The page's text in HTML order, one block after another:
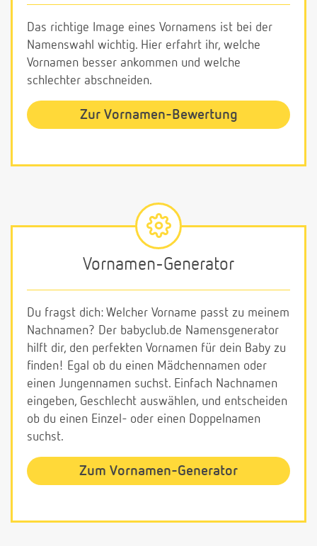
Das richtige Image eines Vornamens ist bei der
Namenswahl wichtig. Hier erfahrt ihr, welche
Vornamen besser ankommen und welche
schlechter abschneiden.
Zur Vornamen-Bewertung
Vornamen-Generator
Du fragst dich: Welcher Vorname passt zu meinem
Nachnamen? Der babyclub.de Namensgenerator
hilft dir, den perfekten Vornamen für dein Baby zu
finden! Egal ob du einen Mädchennamen oder
einen Jungennamen suchst. Einfach Nachnamen
eingeben, Geschlecht auswählen, und entscheiden
ob du einen Einzel- oder einen Doppelnamen
suchst.
Zum Vornamen-Generator